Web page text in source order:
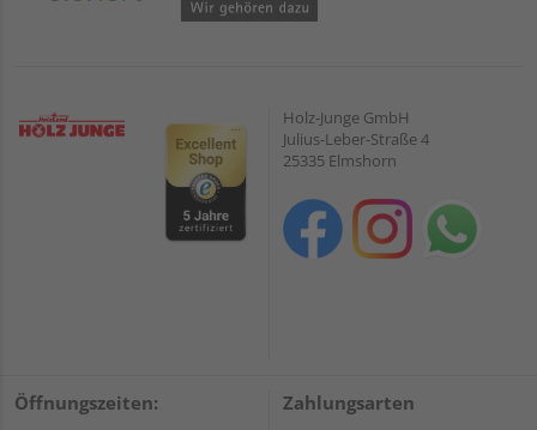
Holz-Junge GmbH
Julius-Leber-Straße 4
25335 Elmshorn
Öffnungszeiten: Zahlungsarten